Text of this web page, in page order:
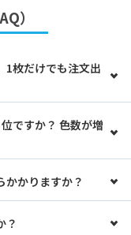
）
1枚だけでも注文出
ですか？ 色数が増
かかりますか？
？